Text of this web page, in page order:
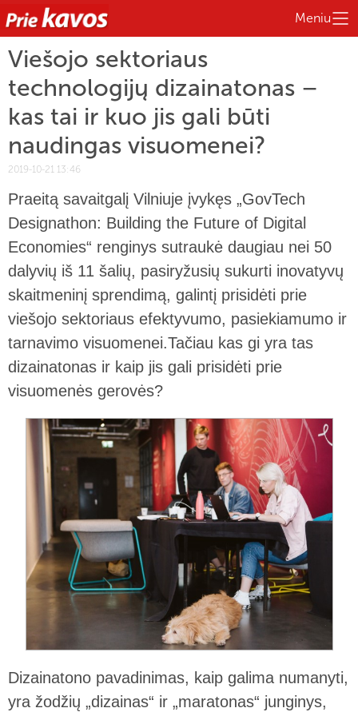
Meniu
Viešojo sektoriaus
technologijų dizainatonas –
kas tai ir kuo jis gali būti
naudingas visuomenei?
2019-10-21 13:46
Praeitą savaitgalį Vilniuje įvykęs „GovTech
Designathon: Building the Future of Digital
Economies“ renginys sutraukė daugiau nei 50
dalyvių iš 11 šalių, pasiryžusių sukurti inovatyvų
skaitmeninį sprendimą, galintį prisidėti prie
viešojo sektoriaus efektyvumo, pasiekiamumo ir
tarnavimo visuomenei.Tačiau kas gi yra tas
dizainatonas ir kaip jis gali prisidėti prie
visuomenės gerovės?
Dizainatono pavadinimas, kaip galima numanyti,
yra žodžių „dizainas“ ir „maratonas“ junginys,